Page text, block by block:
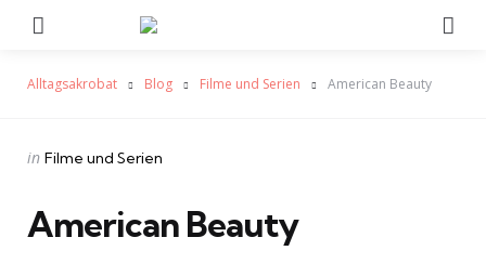
Alltagsakrobat Blog Filme und Serien American Beauty
Categories
Posted
in Filme und Serien
American Beauty